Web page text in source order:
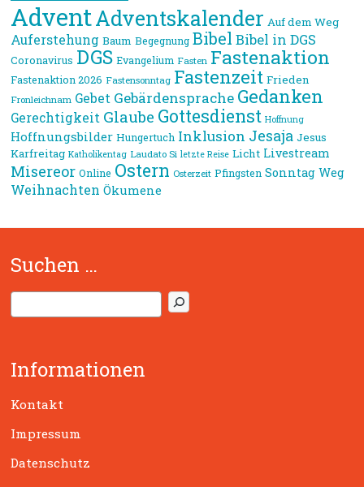
AdventAdventskalender Auf dem Weg
Auferstehung Baum Begegnung Bibel Bibel in DGS
Coronavirus DGS Evangelium Fasten Fastenaktion
Fastenaktion 2026 Fastensonntag Fastenzeit Frieden
Fronleichnam Gebet Gebärdensprache Gedanken
Gerechtigkeit Glaube Gottesdienst Hoffnung
Hoffnungsbilder Hungertuch Inklusion Jesaja Jesus
Karfreitag Katholikentag Laudato Si letzte Reise Licht Livestream
Misereor Online Ostern Osterzeit Pfingsten Sonntag Weg
Weihnachten Ökumene
Suchen …
u
e
n
Informationen
Kontakt
Impressum
Datenschutz